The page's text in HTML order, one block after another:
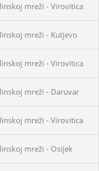
mreži - Virovitica
mreži - Kutjevo
mreži - Virovitica
mreži - Daruvar
mreži - Virovitica
mreži - Osijek